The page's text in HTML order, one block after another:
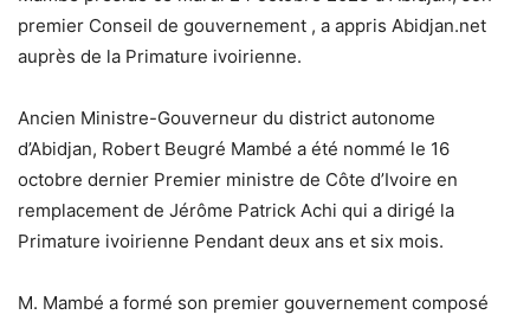
premier Conseil de gouvernement , a appris Abidjan.net
auprès de la Primature ivoirienne.
Ancien Ministre-Gouverneur du district autonome
d’Abidjan, Robert Beugré Mambé a été nommé le 16
octobre dernier Premier ministre de Côte d’Ivoire en
remplacement de Jérôme Patrick Achi qui a dirigé la
Primature ivoirienne Pendant deux ans et six mois.
M. Mambé a formé son premier gouvernement composé